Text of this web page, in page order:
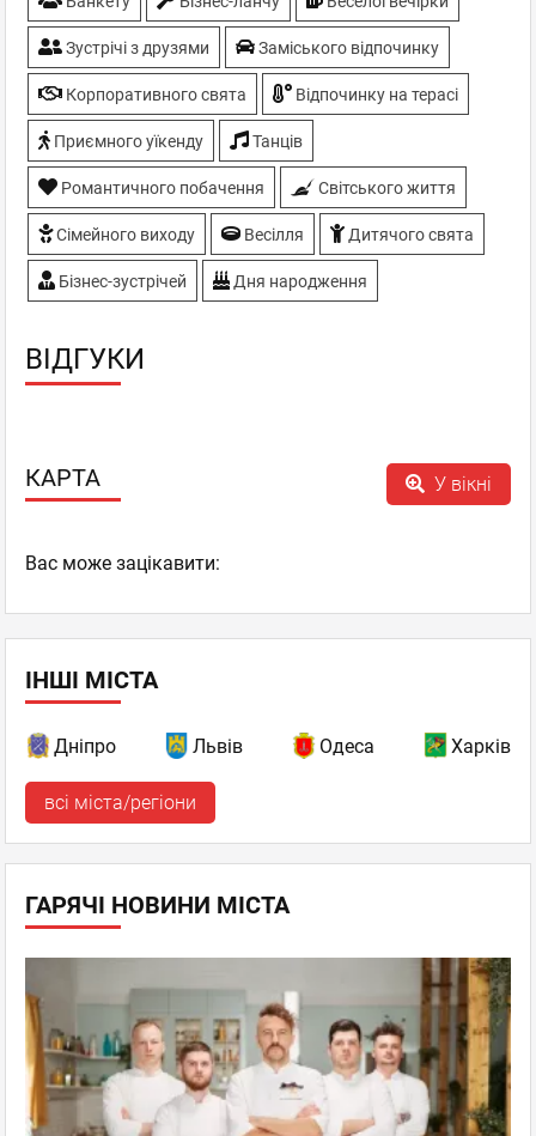
Зустрічі з друзями Заміського відпочинку
Корпоративного свята Відпочинку на терасі
Приємного уїкенду Танців
Романтичного побачення Світського життя
Сімейного виходу Весілля Дитячого свята
Бізнес-зустрічей Дня народження
ВІДГУКИ
КАРТА У вікні
Вас може зацікавити:
ІНШІ МІСТА
Дніпро Львів Одеса Харків
всі міста/регіони
ГАРЯЧІ НОВИНИ МІСТА